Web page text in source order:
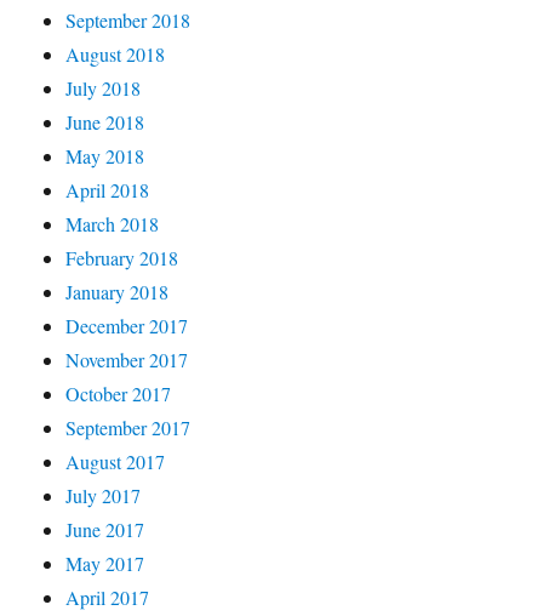
September 2018
August 2018
July 2018
June 2018
May 2018
April 2018
March 2018
February 2018
January 2018
December 2017
November 2017
October 2017
September 2017
August 2017
July 2017
June 2017
May 2017
April 2017